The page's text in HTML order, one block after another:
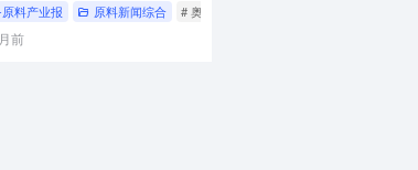
料产业报 原料新闻综合 # 奥雪
前